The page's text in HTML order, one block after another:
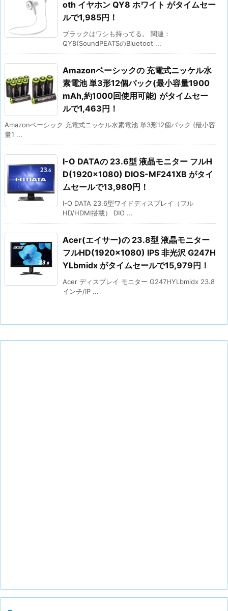
oth イヤホン QY8 ホワイト がタイムセー
ルで1,985円！
ブラックはワシも持ってる。 関連：
QY8(SoundPEATSのBluetoot ...
Amazonベーシックの 充電式ニッケル水
素電池 単3形12個パック(最小容量1900
mAh,約1000回使用可能) がタイムセー
ルで1,463円！
Amazonベーシック 充電式ニッケル水素電池 単3形12個パック (最小容
量1 ...
I-O DATAの 23.6型 液晶モニター フルH
D(1920×1080) DIOS-MF241XB がタイ
ムセールで13,980円！
I-O DATA 23.6型ワイドディスプレイ（フル
HD/HDMI搭載） DIO ...
Acer(エイサー)の 23.8型 液晶モニター
フルHD(1920×1080) IPS 非光沢 G247H
YLbmidx がタイムセールで15,979円！
Acer ディスプレイ モニター G247HYLbmidx 23.8
インチ/IP ...